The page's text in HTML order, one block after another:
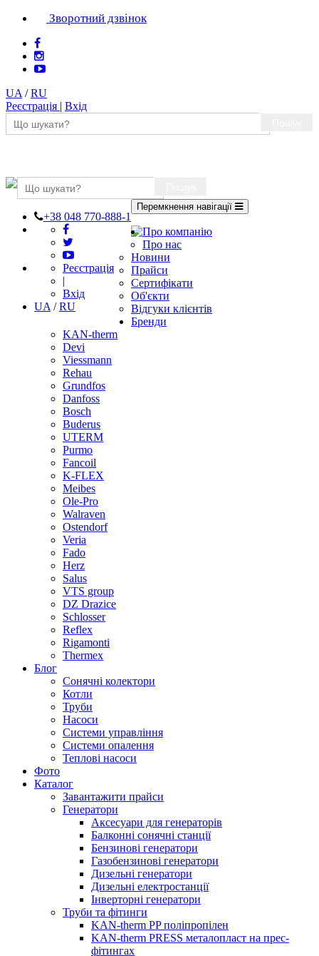
Зворотний дзвінок
UA /RU
Реєстрація | Вхід
+38 048 770-888-1
Реєстрація
|
Вхід
UA /RU
Перемкнення навігації
Про компанію
Про нас
Новини
Прайси
Сертифікати
Об'єкти
Відгуки клієнтів
Бренди
KAN-therm
Devi
Viessmann
Rehau
Grundfos
Danfoss
Bosch
Buderus
UTERM
Purmo
Fancoil
K-FLEX
Meibes
Ole-Pro
Walraven
Ostendorf
Veria
Fado
Herz
Salus
VTS group
DZ Drazice
Schlosser
Reflex
Rigamonti
Thermex
Блог
Сонячні колектори
Котли
Труби
Насоси
Системи управління
Системи опалення
Теплові насоси
Фото
Каталог
Завантажити прайси
Генератори
Аксесуари для генераторів
Балконні сонячні станції
Бензинові генератори
Газобензинові генератори
Дизельні генератори
Дизельні електростанції
Інверторні генератори
Труби та фітинги
KAN-therm PP поліпропілен
KAN-therm PRESS металопласт на прес-
фітингах